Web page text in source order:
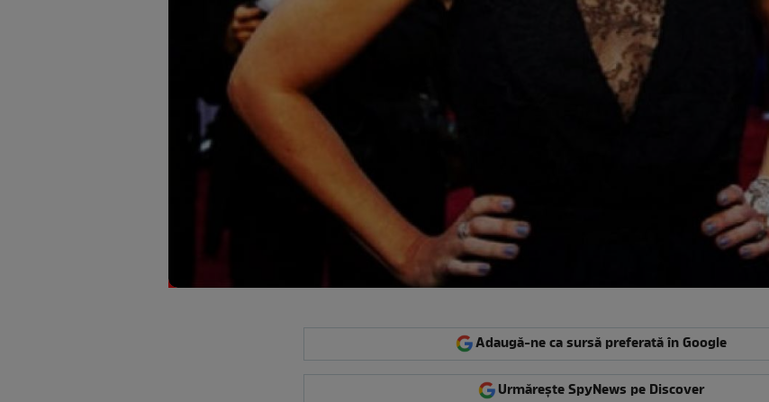
Adaugă-ne ca sursă preferată în Google
Urmărește SpyNews pe Discover